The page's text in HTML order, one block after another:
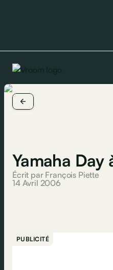
Yamaha Day
Écrit par François Piette
14 Avril 2006
PUBLICITÉ